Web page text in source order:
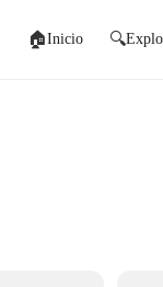
🏠Inicio 🔍